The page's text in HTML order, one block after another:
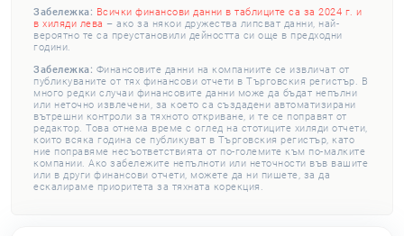
Забележка: Всички финансови данни в таблиците са за 2024 г. и
в хиляди лева – ако за някои дружества липсват данни, най-
вероятно те са преустановили дейността си още в предходни
години.
Забележка: Финансовите данни на компаниите се извличат от
публикуваните от тях финансови отчети в Търговския регистър. В
много редки случаи финансовите данни може да бъдат непълни
или неточно извлечени, за което са създадени автоматизирани
вътрешни контроли за тяхното откриване, и те се поправят от
редактор. Това отнема време с оглед на стотиците хиляди отчети,
които всяка година се публикуват в Търговския регистър, като
ние поправяме несъответствията от по-големите към по-малките
компании. Ако забележите непълноти или неточности във вашите
или в други финансови отчети, можете да ни пишете, за да
ескалираме приоритета за тяхната корекция.